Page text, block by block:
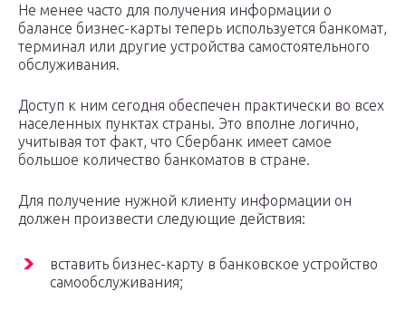
Не менее часто для получения информации о
балансе бизнес-карты теперь используется банкомат,
терминал или другие устройства самостоятельного
обслуживания.
Доступ к ним сегодня обеспечен практически во всех
населенных пунктах страны. Это вполне логично,
учитывая тот факт, что Сбербанк имеет самое
большое количество банкоматов в стране.
Для получение нужной клиенту информации он
должен произвести следующие действия:
вставить бизнес-карту в банковское устройство
самообслуживания;